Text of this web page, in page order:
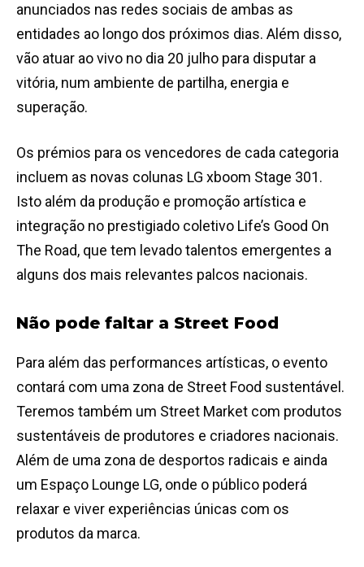
anunciados nas redes sociais de ambas as
entidades ao longo dos próximos dias. Além disso,
vão atuar ao vivo no dia 20 julho para disputar a
vitória, num ambiente de partilha, energia e
superação.
Os prémios para os vencedores de cada categoria
incluem as novas colunas LG xboom Stage 301.
Isto além da produção e promoção artística e
integração no prestigiado coletivo Life’s Good On
The Road, que tem levado talentos emergentes a
alguns dos mais relevantes palcos nacionais.
Não pode faltar a Street Food
Para além das performances artísticas, o evento
contará com uma zona de Street Food sustentável.
Teremos também um Street Market com produtos
sustentáveis de produtores e criadores nacionais.
Além de uma zona de desportos radicais e ainda
um Espaço Lounge LG, onde o público poderá
relaxar e viver experiências únicas com os
produtos da marca.